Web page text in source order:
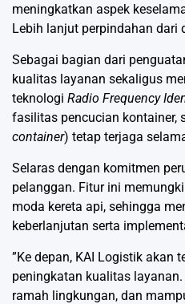
meningkatkan aspek
Lebih lanjut perpindahan dari
Sebagai bagian dari
kualitas layanan sekaligus
teknologi Radio Frequency
fasilitas pencucian kontainer,
container) tetap terjaga
Selaras dengan komitmen
pelanggan. Fitur ini
moda kereta api, sehingga
keberlanjutan serta
”Ke depan, KAI Logistik akan
peningkatan kualitas
ramah lingkungan, dan